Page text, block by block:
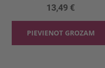
13,49 €
PIEVIENOT GROZAM